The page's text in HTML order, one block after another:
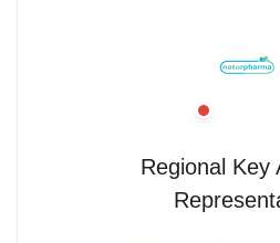
Regional Key